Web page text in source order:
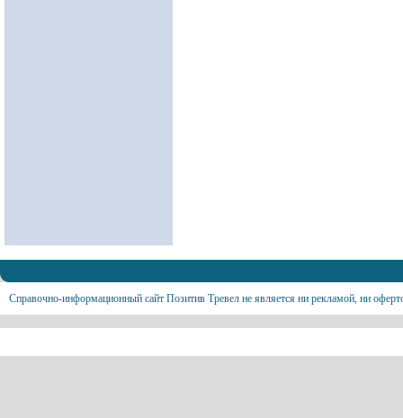
Справочно-информационный сайт Позитив Тревел не является ни рекламой, ни